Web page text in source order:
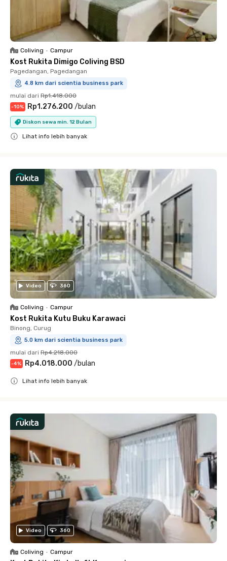
Coliving • Campur
Kost Rukita Dimigo Coliving BSD
Pagedangan, Pagedangan
4.8 km dari scientia business park
mulai dari Rp1.418.000
-10% Rp1.276.200 /bulan
Diskon sewa min. 12 Bulan
Lihat info lebih banyak
Video 360
Coliving • Campur
Kost Rukita Kutu Buku Karawaci
Binong, Curug
5.0 km dari scientia business park
mulai dari Rp4.218.000
-4% Rp4.018.000 /bulan
Lihat info lebih banyak
Video 360
Coliving • Campur